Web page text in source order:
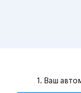
1. Ваш